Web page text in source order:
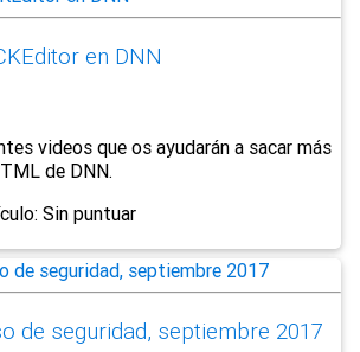
en DNN
videos que os ayudarán a sacar más
de DNN.
Sin puntuar
de seguridad, septiembre 2017